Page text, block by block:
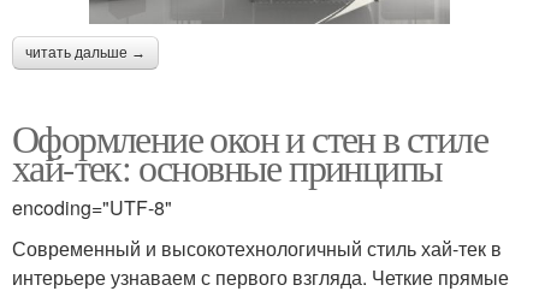
читать дальше →
Оформление окон и стен в стиле
хай-тек: основные принципы
encoding="UTF-8"
Современный и высокотехнологичный стиль хай-тек в
интерьере узнаваем с первого взгляда. Четкие прямые